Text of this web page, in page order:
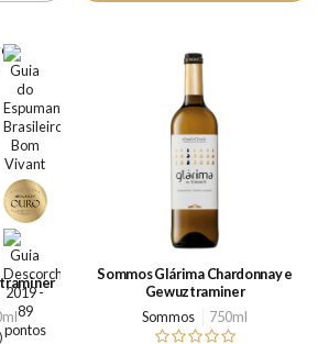
Sommos Glárima Chardonnay e
Gewuztraminer
Sommos
750ml